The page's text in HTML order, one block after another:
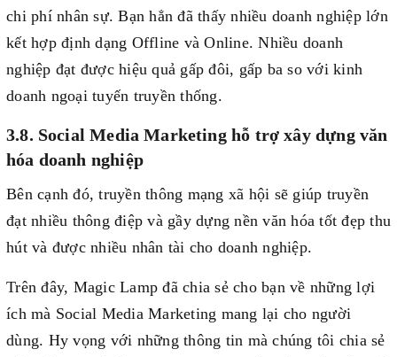
chi phí nhân sự. Bạn hẳn đã thấy nhiều doanh nghiệp lớn
kết hợp định dạng Offline và Online. Nhiều doanh
nghiệp đạt được hiệu quả gấp đôi, gấp ba so với kinh
doanh ngoại tuyến truyền thống.
3.8. Social Media Marketing hỗ trợ xây dựng văn
hóa doanh nghiệp
Bên cạnh đó, truyền thông mạng xã hội sẽ giúp truyền
đạt nhiều thông điệp và gầy dựng nền văn hóa tốt đẹp thu
hút và được nhiều nhân tài cho doanh nghiệp.
Trên đây, Magic Lamp đã chia sẻ cho bạn về những lợi
ích mà Social Media Marketing mang lại cho người
dùng. Hy vọng với những thông tin mà chúng tôi chia sẻ